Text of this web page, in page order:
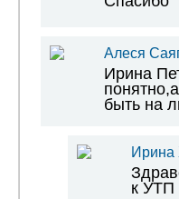
Алеся
Ирина
быть на
Ирина
к УТП